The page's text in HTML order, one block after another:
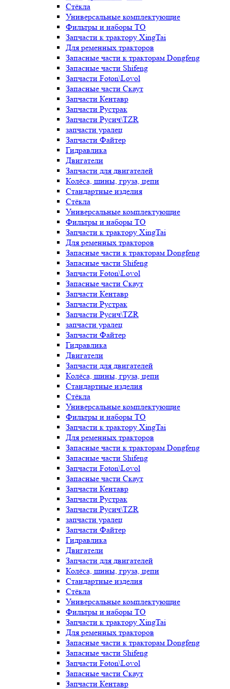
Стёкла
Универсальные комплектующие
Фильтры и наборы ТО
Запчасти к трактору XingTai
Для ременных тракторов
Запасные части к тракторам Dongfeng
Запасные части Shifeng
Запчасти Foton\Lovol
Запасные части Скаут
Запчасти Кентавр
Запчасти Рустрак
Запчасти Русич\TZR
запчасти уралец
Запчасти Файтер
Гидравлика
Двигатели
Запчасти для двигателей
Колёса, шины, груза, цепи
Стандартные изделия
Стёкла
Универсальные комплектующие
Фильтры и наборы ТО
Запчасти к трактору XingTai
Для ременных тракторов
Запасные части к тракторам Dongfeng
Запасные части Shifeng
Запчасти Foton\Lovol
Запасные части Скаут
Запчасти Кентавр
Запчасти Рустрак
Запчасти Русич\TZR
запчасти уралец
Запчасти Файтер
Гидравлика
Двигатели
Запчасти для двигателей
Колёса, шины, груза, цепи
Стандартные изделия
Стёкла
Универсальные комплектующие
Фильтры и наборы ТО
Запчасти к трактору XingTai
Для ременных тракторов
Запасные части к тракторам Dongfeng
Запасные части Shifeng
Запчасти Foton\Lovol
Запасные части Скаут
Запчасти Кентавр
Запчасти Рустрак
Запчасти Русич\TZR
запчасти уралец
Запчасти Файтер
Гидравлика
Двигатели
Запчасти для двигателей
Колёса, шины, груза, цепи
Стандартные изделия
Стёкла
Универсальные комплектующие
Фильтры и наборы ТО
Запчасти к трактору XingTai
Для ременных тракторов
Запасные части к тракторам Dongfeng
Запасные части Shifeng
Запчасти Foton\Lovol
Запасные части Скаут
Запчасти Кентавр